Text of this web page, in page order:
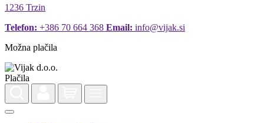
1236 Trzin
Telefon: +386 70 664 368 Email: info@vijak.si
Možna plačila